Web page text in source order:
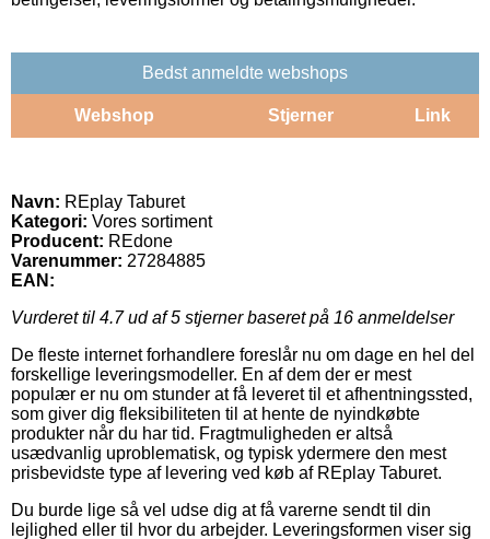
Bedst anmeldte webshops
Webshop Stjerner Link
Navn: REplay Taburet
Kategori: Vores sortiment
Producent: REdone
Varenummer: 27284885
EAN:
Vurderet til 4.7ud af 5 stjerner baseret på 16 anmeldelser
De fleste internet forhandlere foreslår nu om dage en hel del
forskellige leveringsmodeller. En af dem der er mest
populær er nu om stunder at få leveret til et afhentningssted,
som giver dig fleksibiliteten til at hente de nyindkøbte
produkter når du har tid. Fragtmuligheden er altså
usædvanlig uproblematisk, og typisk ydermere den mest
prisbevidste type af levering ved køb af REplay Taburet.
Du burde lige så vel udse dig at få varerne sendt til din
lejlighed eller til hvor du arbejder. Leveringsformen viser sig